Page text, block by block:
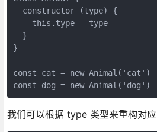
  constructor (type) {
    this.type = type
  }
}
const cat = new Animal('cat')
const dog = new Animal('dog')
我们可以根据 type 类型来重构对应